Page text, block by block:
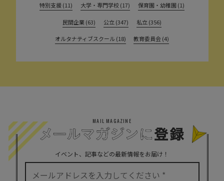
特別支援 (11) 大学・専門学校 (17) 保育園・幼稚園 (1)
民間企業 (63) 公立 (347) 私立 (356)
オルタナティブスクール (18) 教育委員会 (4)
MAIL MAGAZINE
イベント、記事などの最新情報をお届け！